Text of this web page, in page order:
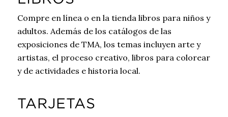
Compre en línea o en la tienda libros para niños y
adultos. Además de los catálogos de las
exposiciones de TMA, los temas incluyen arte y
artistas, el proceso creativo, libros para colorear
y de actividades e historia local.
TARJETAS